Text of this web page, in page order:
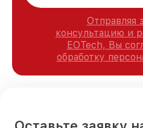
Отправляя
консультацию и
EOTech, Вы
обработку